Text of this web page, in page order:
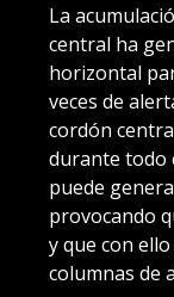
La
central ha
horizontal
veces de
cordón
durante todo
puede
provocando
y que con
columnas de